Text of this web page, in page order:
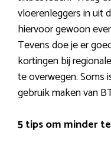
vloerenleggers in uit
hiervoor gewoon
Tevens doe je er
kortingen bij regionale
te overwegen. Soms
gebruik maken van
5 tips om minder